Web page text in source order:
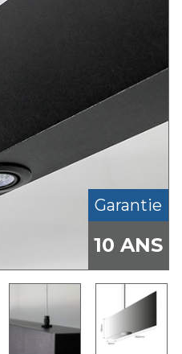
Garantie
10 ANS